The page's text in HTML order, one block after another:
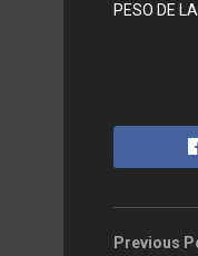
PESO DE
Previous